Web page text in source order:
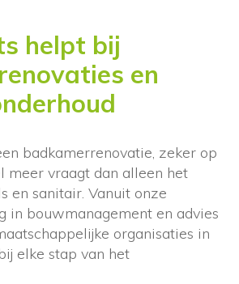
helpt bij
en
badkamerrenovatie, zeker op
meer vraagt dan alleen het
en sanitair. Vanuit onze
in bouwmanagement en advies
organisaties in
elke stap van het